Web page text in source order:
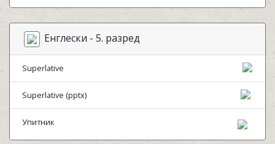
Енглески - 5. разред
Superlative
Superlative (pptx)
Упитник